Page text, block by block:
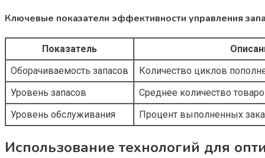
Ключевые показатели эффективности управления
Показатель
Оборачиваемость запасов
Количество циклов
Уровень запасов
Среднее количество
Уровень обслуживания
Процент выполненных
Использование технологий для